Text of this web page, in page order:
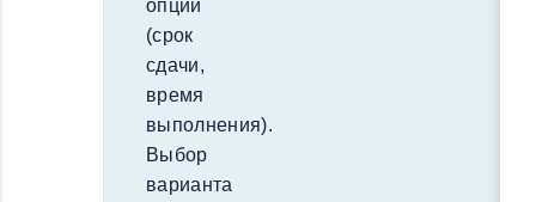
опции
(срок
сдачи,
время
выполнения).
Выбор
варианта